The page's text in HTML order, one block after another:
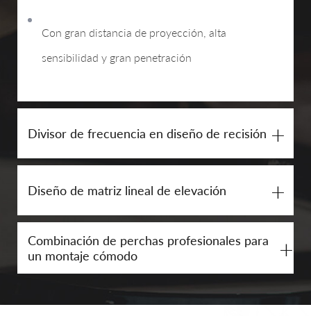
Con gran distancia de proyección, alta
sensibilidad y gran penetración
Divisor de frecuencia en diseño de recisión +
Diseño de matriz lineal de elevación +
Combinación de perchas profesionales para
un montaje cómodo
+